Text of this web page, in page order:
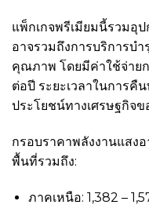
แพ็กเกจพรีเมียมนี้รวมอุ
อาจรวมถึงการบริการบ
คุณภาพ โดยมีค่าใช้จ่ายก
ต่อปี ระยะเวลาในการคื
ประโยชน์ทางเศรษฐกิจ
กรอบราคาพลังงานแสง
พื้นที่รวมถึง:
ภาคเหนือ: 1,382 –